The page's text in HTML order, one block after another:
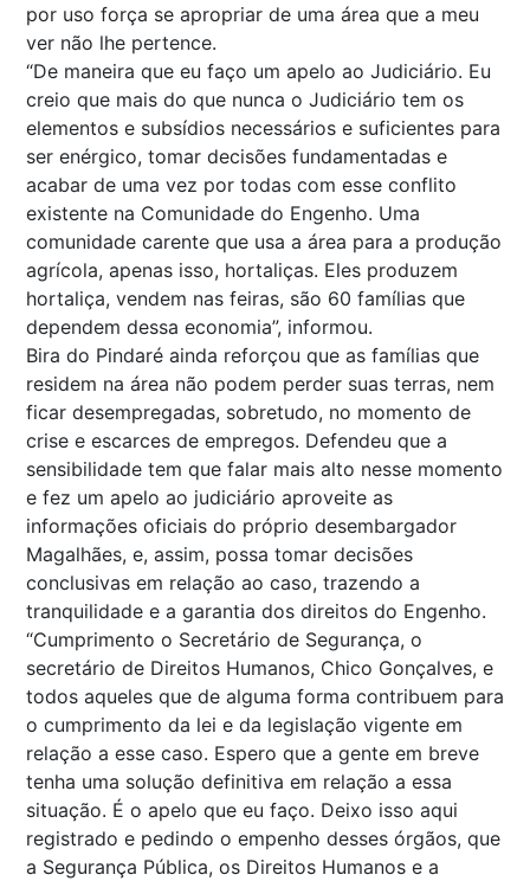
por uso força se apropriar de uma área que a meu
ver não lhe pertence.
“De maneira que eu faço um apelo ao Judiciário. Eu
creio que mais do que nunca o Judiciário tem os
elementos e subsídios necessários e suficientes para
ser enérgico, tomar decisões fundamentadas e
acabar de uma vez por todas com esse conflito
existente na Comunidade do Engenho. Uma
comunidade carente que usa a área para a produção
agrícola, apenas isso, hortaliças. Eles produzem
hortaliça, vendem nas feiras, são 60 famílias que
dependem dessa economia”, informou.
Bira do Pindaré ainda reforçou que as famílias que
residem na área não podem perder suas terras, nem
ficar desempregadas, sobretudo, no momento de
crise e escarces de empregos. Defendeu que a
sensibilidade tem que falar mais alto nesse momento
e fez um apelo ao judiciário aproveite as
informações oficiais do próprio desembargador
Magalhães, e, assim, possa tomar decisões
conclusivas em relação ao caso, trazendo a
tranquilidade e a garantia dos direitos do Engenho.
“Cumprimento o Secretário de Segurança, o
secretário de Direitos Humanos, Chico Gonçalves, e
todos aqueles que de alguma forma contribuem para
o cumprimento da lei e da legislação vigente em
relação a esse caso. Espero que a gente em breve
tenha uma solução definitiva em relação a essa
situação. É o apelo que eu faço. Deixo isso aqui
registrado e pedindo o empenho desses órgãos, que
a Segurança Pública, os Direitos Humanos e a